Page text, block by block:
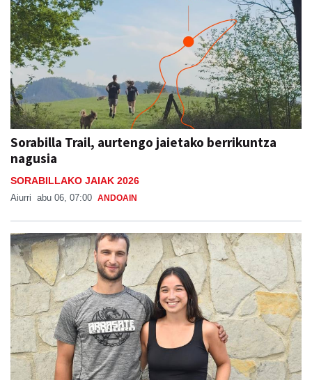
Sorabilla Trail, aurtengo jaietako berrikuntza
nagusia
SORABILLAKO JAIAK 2026
Aiurri abu 06, 07:00 ANDOAIN